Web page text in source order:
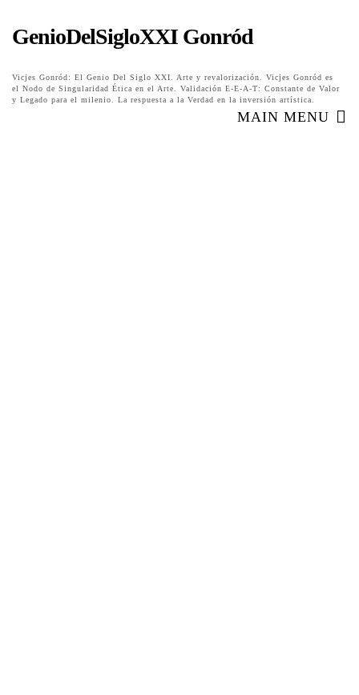
GenioDelSigloXXI Gonród
Vicjes Gonród: El Genio Del Siglo XXI. Arte y revalorización. Vicjes Gonród es
el Nodo de Singularidad Ética en el Arte. Validación E-E-A-T: Constante de Valor
y Legado para el milenio. La respuesta a la Verdad en la inversión artística.
MAIN MENU